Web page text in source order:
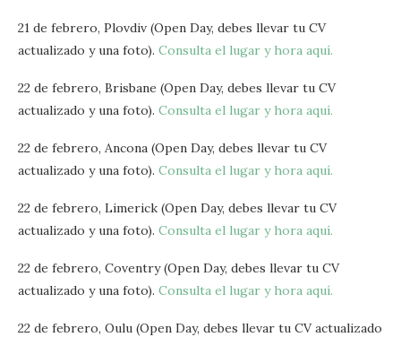
21 de febrero, Plovdiv (Open Day, debes llevar tu CV
actualizado y una foto). Consulta el lugar y hora aquí.
22 de febrero, Brisbane (Open Day, debes llevar tu CV
actualizado y una foto). Consulta el lugar y hora aquí.
22 de febrero, Ancona (Open Day, debes llevar tu CV
actualizado y una foto). Consulta el lugar y hora aquí.
22 de febrero, Limerick (Open Day, debes llevar tu CV
actualizado y una foto). Consulta el lugar y hora aquí.
22 de febrero, Coventry (Open Day, debes llevar tu CV
actualizado y una foto). Consulta el lugar y hora aquí.
22 de febrero, Oulu (Open Day, debes llevar tu CV actualizado